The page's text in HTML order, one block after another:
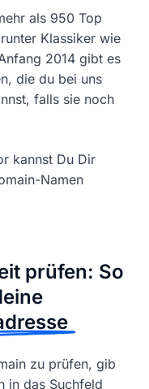
als 950 Top
Klassiker wie
2014 gibt es
die du bei uns
falls sie noch
kannst Du Dir
Namen
prüfen: So
zu prüfen, gib
in das Suchfeld